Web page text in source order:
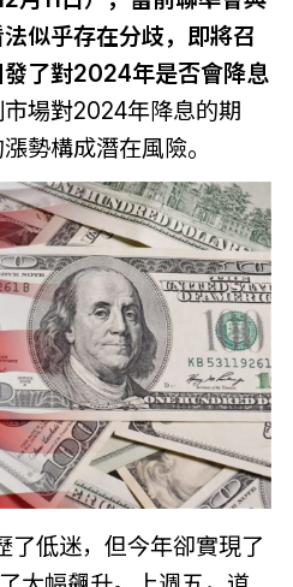
似乎存在分歧，即將召
了對2024年是否會降息
場對2024年降息的期
勢構成潛在風險。
了低迷，但今年卻實現了